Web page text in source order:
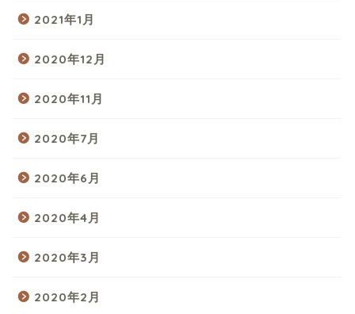
2021年1月
2020年12月
2020年11月
2020年7月
2020年6月
2020年4月
2020年3月
2020年2月